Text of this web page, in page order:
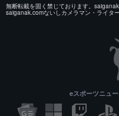
無断転載を固く禁じております。
saiganak.comないしカメラマン・ライタ
eスポーツニュ